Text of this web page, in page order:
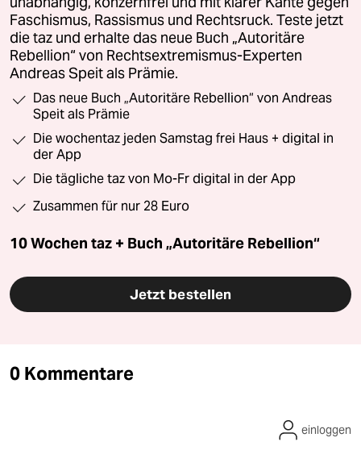
Faschismus, Rassismus und Rechtsruck. Teste jetzt
die taz und erhalte das neue Buch „Autoritäre
Rebellion“ von Rechtsextremismus-Experten
Andreas Speit als Prämie.
Das neue Buch „Autoritäre Rebellion“ von Andreas
Speit als Prämie
Die wochentaz jeden Samstag frei Haus + digital in
der App
Die tägliche taz von Mo-Fr digital in der App
Zusammen für nur 28 Euro
10 Wochen taz + Buch „Autoritäre Rebellion“
Jetzt bestellen
0 Kommentare
einloggen